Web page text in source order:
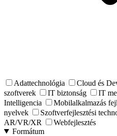
Adattechnológia Cloud és
szoftverek
IT biztonság IT
Intelligencia
Mobilalkalmazás
nyelvek
Szoftverfejlesztési
AR/VR/XR
Webfejlesztés
Formátum